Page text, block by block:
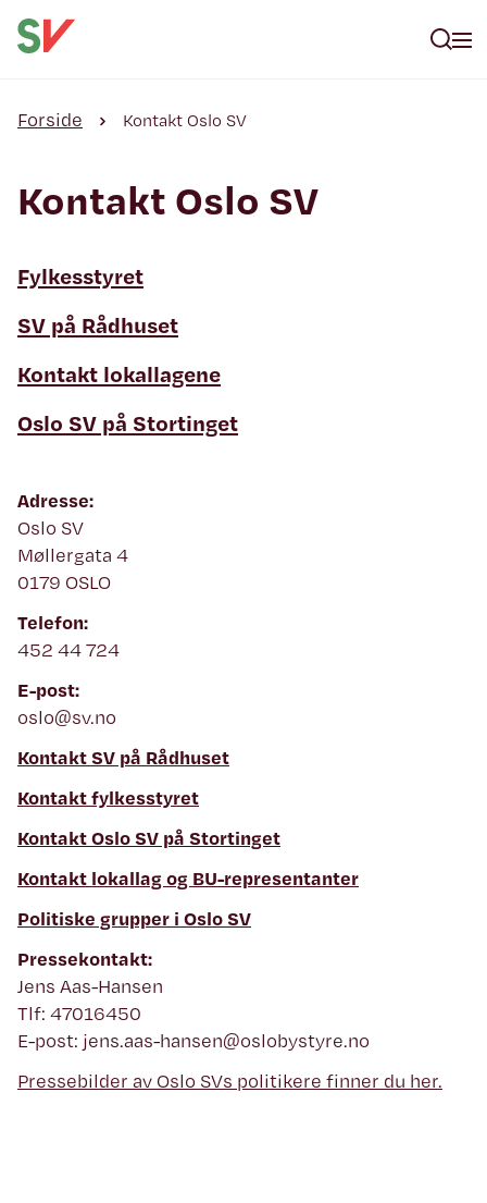
Forside Kontakt Oslo SV
Kontakt Oslo SV
Fylkesstyret
SV på Rådhuset
Kontakt lokallagene
Oslo SV på Stortinget
Adresse:
Oslo SV
Møllergata 4
0179 OSLO
Telefon:
452 44 724
E-post:
oslo@sv.no
Kontakt SV på Rådhuset
Kontakt fylkesstyret
Kontakt Oslo SV på Stortinget
Kontakt lokallag og BU-representanter
Politiske grupper i Oslo SV
Pressekontakt:
Jens Aas-Hansen
Tlf: 47016450
E-post: jens.aas-hansen@oslobystyre.no
Pressebilder av Oslo SVs politikere finner du her.